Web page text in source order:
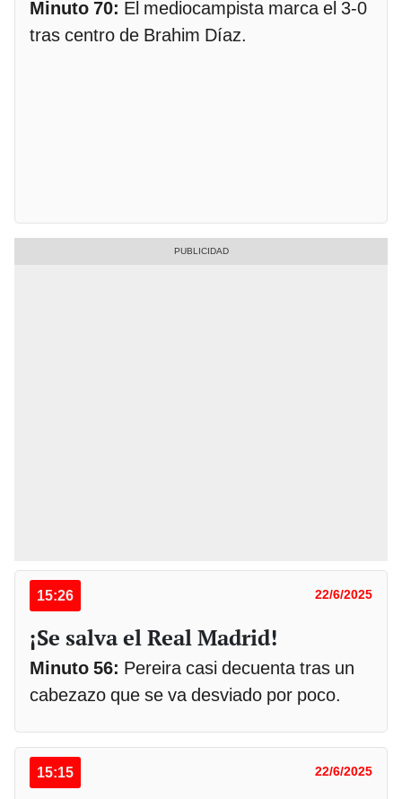
Minuto 70: El mediocampista marca el 3-0
tras centro de Brahim Díaz.
15:26 22/6/2025
¡Se salva el Real Madrid!
Minuto 56: Pereira casi decuenta tras un
cabezazo que se va desviado por poco.
15:15 22/6/2025